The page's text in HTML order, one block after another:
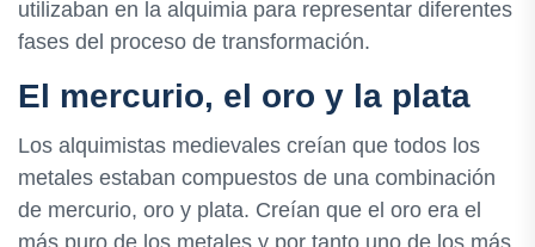
utilizaban en la alquimia para representar diferentes
fases del proceso de transformación.
El mercurio, el oro y la plata
Los alquimistas medievales creían que todos los
metales estaban compuestos de una combinación
de mercurio, oro y plata. Creían que el oro era el
más puro de los metales y por tanto uno de los más